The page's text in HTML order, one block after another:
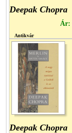
Deepak Chopra
Ár:
Antikvár
Deepak Chopra